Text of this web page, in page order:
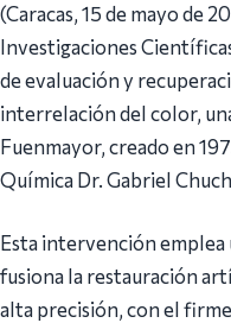
(Caracas, 15 de mayo de
Investigaciones
de evaluación y
interrelación del color,
Fuenmayor, creado en
Química Dr. Gabriel
Esta intervención
fusiona la restauración
alta precisión, con el